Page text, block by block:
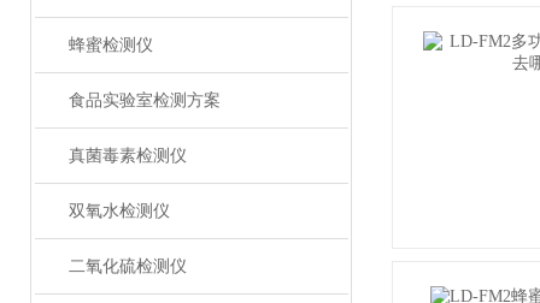
蜂蜜检测仪
食品实验室检测方案
真菌毒素检测仪
双氧水检测仪
二氧化硫检测仪